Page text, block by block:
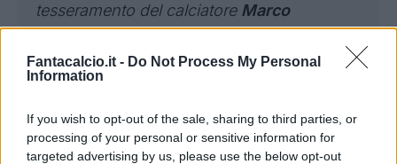
Fantacalcio.it - Do Not Process My Personal
Information
If you wish to opt-out of the sale, sharing to third parties, or
processing of your personal or sensitive information for
targeted advertising by us, please use the below opt-out
tesseramento del calciatore Marco
Sportiellodall'1 luglio 2023. Il portiere
italiano ha firmato un contratto con il Club
rossonero fino al
Sportiello, nato a Desio il 10 maggio 1992,
cresce nel Settore Giovanile dell'Atalanta,